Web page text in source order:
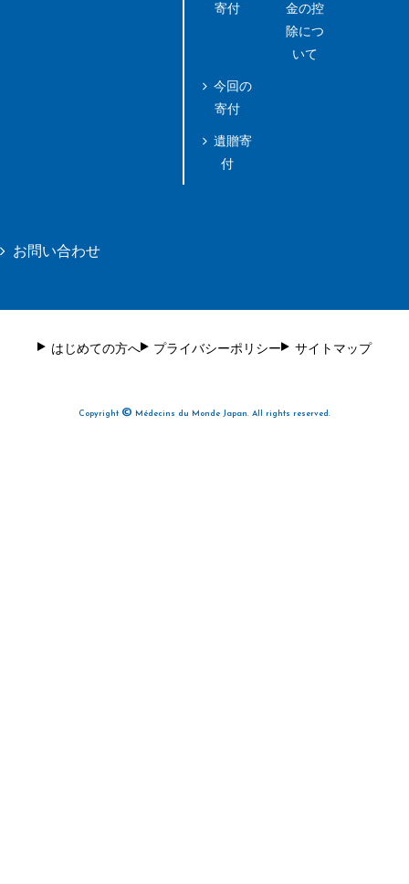
寄付
今回の
寄付
遺贈寄
付
金の控
除につ
いて
お問い合わせ
はじめての方へ プライバシーポリシー サイトマップ
Copyright © Médecins du Monde Japan. All rights reserved.